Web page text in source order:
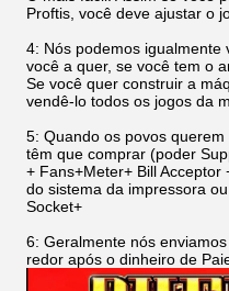
Proftis, você deve ajustar o
4: Nós podemos igualmente
você a quer, se você tem o
Se você quer construir a
vendê-lo todos os jogos da
5: Quando os povos
têm que comprar (poder
+ Fans+Meter+ Bill
do sistema da impressora
Socket+
6: Geralmente nós
redor após o dinheiro de